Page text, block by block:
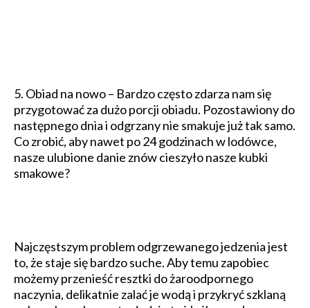
5. Obiad na nowo – Bardzo często zdarza nam się
przygotować za dużo porcji obiadu. Pozostawiony do
następnego dnia i odgrzany nie smakuje już tak samo.
Co zrobić, aby nawet po 24 godzinach w lodówce,
nasze ulubione danie znów cieszyło nasze kubki
smakowe?
Najczęstszym problem odgrzewanego jedzenia jest
to, że staje się bardzo suche. Aby temu zapobiec
możemy przenieść resztki do żaroodpornego
naczynia, delikatnie zalać je wodą i przykryć szklaną